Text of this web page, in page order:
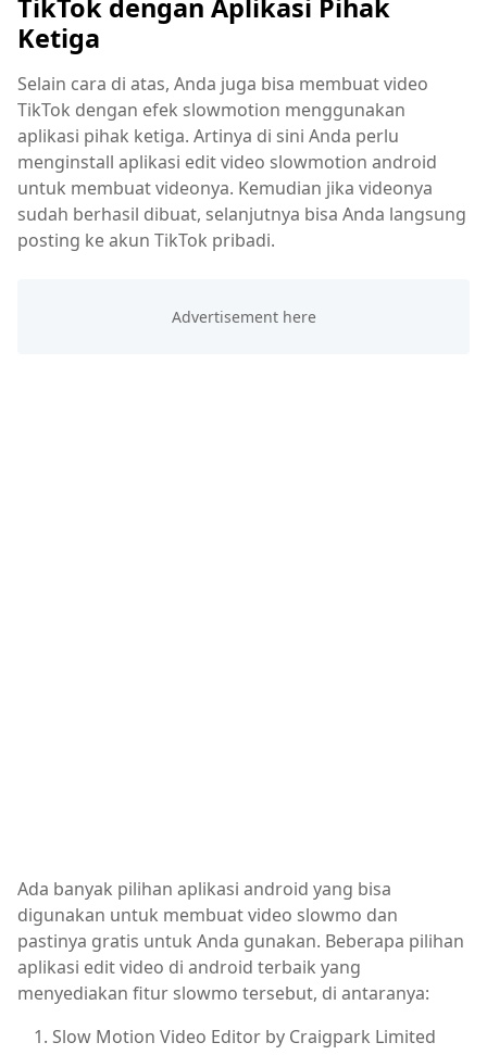
TikTok dengan Aplikasi Pihak
Ketiga
Selain cara di atas, Anda juga bisa membuat video
TikTok dengan efek slowmotion menggunakan
aplikasi pihak ketiga. Artinya di sini Anda perlu
menginstall aplikasi edit video slowmotion android
untuk membuat videonya. Kemudian jika videonya
sudah berhasil dibuat, selanjutnya bisa Anda langsung
posting ke akun TikTok pribadi.
Ada banyak pilihan aplikasi android yang bisa
digunakan untuk membuat video slowmo dan
pastinya gratis untuk Anda gunakan. Beberapa pilihan
aplikasi edit video di android terbaik yang
menyediakan fitur slowmo tersebut, di antaranya:
Slow Motion Video Editor by Craigpark Limited